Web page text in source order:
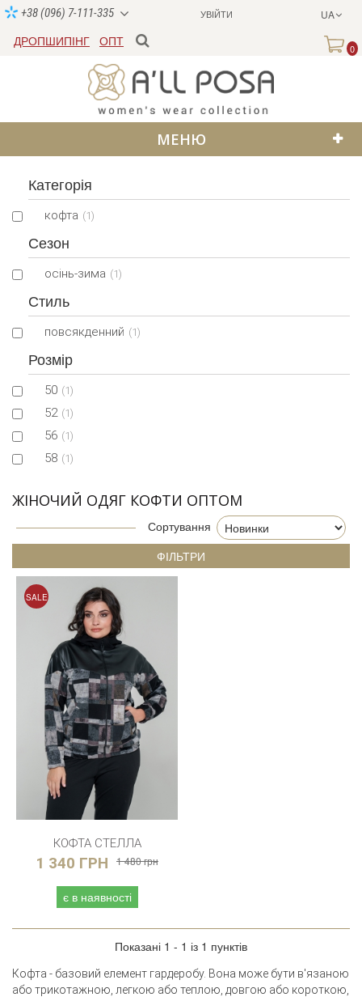
УВІЙТИ UA
+38 (096) 7-111-335
ДРОПШИПІНГ ОПТ
0
МЕНЮ
Категорія
кофта (1)
Сезон
осінь-зима (1)
Стиль
повсякденний (1)
Розмір
50 (1)
52 (1)
56 (1)
58 (1)
ЖІНОЧИЙ ОДЯГ КОФТИ ОПТОМ
Сортування
ФІЛЬТРИ
SALE
КОФТА СТЕЛЛА
1 340 ГРН 1 480 грн
є в наявності
Показані 1 - 1 із 1 пунктів
Кофта - базовий елемент гардеробу. Вона може бути в'язаною
або трикотажною, легкою або теплою, довгою або короткою,